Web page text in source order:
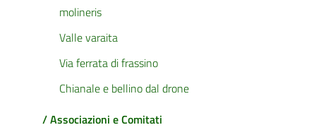
molineris
Valle varaita
Via ferrata di frassino
Chianale e bellino dal drone
/ Associazioni e Comitati